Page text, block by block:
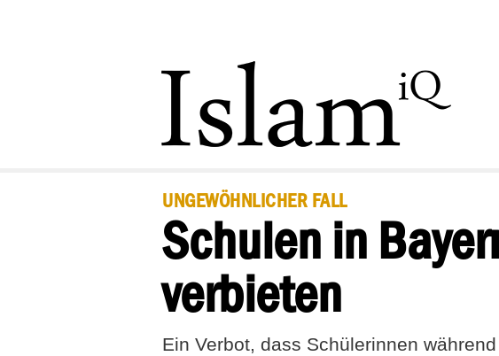
UNGEWÖHNLICHER FALL
Schulen in
verbieten
Ein Verbot, dass Schülerinnen